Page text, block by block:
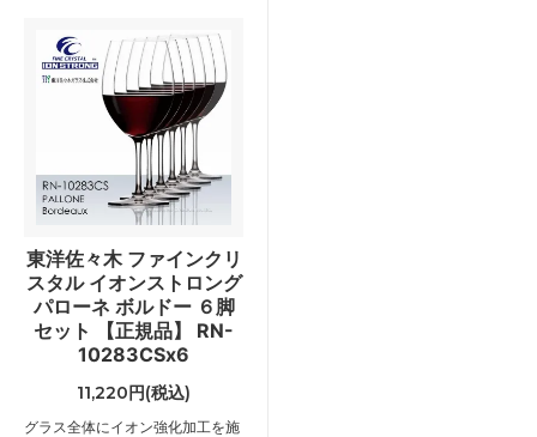
東洋佐々木 ファインクリ
スタル イオンストロング
パローネ ボルドー ６脚
セット 【正規品】 RN-
10283CSx6
11,220円(税込)
グラス全体にイオン強化加工を施